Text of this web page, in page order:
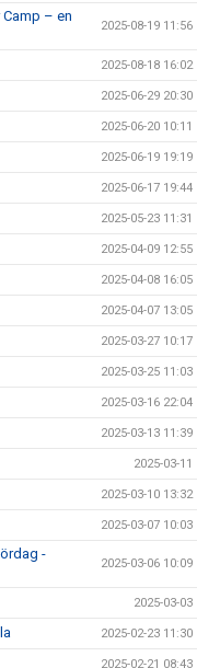
– en
2025-08-19 11:56
2025-08-18 16:02
2025-06-29 20:30
2025-06-20 10:11
2025-06-19 19:19
2025-06-17 19:44
2025-05-23 11:31
2025-04-09 12:55
2025-04-08 16:05
2025-04-07 13:05
2025-03-27 10:17
2025-03-25 11:03
2025-03-16 22:04
2025-03-13 11:39
2025-03-11
2025-03-10 13:32
2025-03-07 10:03
-
2025-03-06 10:09
2025-03-03
2025-02-23 11:30
2025-02-21 08:43